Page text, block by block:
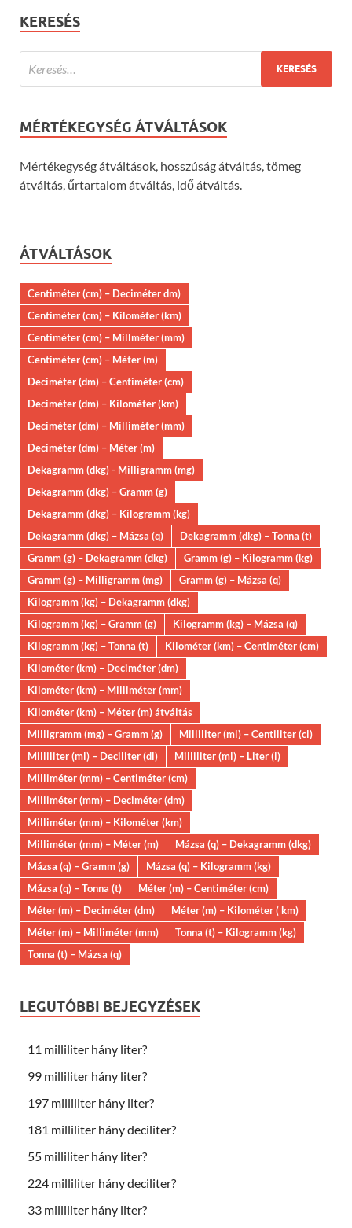
KERESÉS
MÉRTÉKEGYSÉG ÁTVÁLTÁSOK
Mértékegység átváltások, hosszúság átváltás, tömeg
átváltás, űrtartalom átváltás, idő átváltás.
ÁTVÁLTÁSOK
Centiméter (cm) – Deciméter dm)
Centiméter (cm) – Kilométer (km)
Centiméter (cm) – Millméter (mm)
Centiméter (cm) – Méter (m)
Deciméter (dm) – Centiméter (cm)
Deciméter (dm) – Kilométer (km)
Deciméter (dm) – Milliméter (mm)
Deciméter (dm) – Méter (m)
Dekagramm (dkg) - Milligramm (mg)
Dekagramm (dkg) – Gramm (g)
Dekagramm (dkg) – Kilogramm (kg)
Dekagramm (dkg) – Mázsa (q)
Dekagramm (dkg) – Tonna (t)
Gramm (g) – Dekagramm (dkg)
Gramm (g) – Kilogramm (kg)
Gramm (g) – Milligramm (mg)
Gramm (g) – Mázsa (q)
Kilogramm (kg) – Dekagramm (dkg)
Kilogramm (kg) – Gramm (g)
Kilogramm (kg) – Mázsa (q)
Kilogramm (kg) – Tonna (t)
Kilométer (km) – Centiméter (cm)
Kilométer (km) – Deciméter (dm)
Kilométer (km) – Milliméter (mm)
Kilométer (km) – Méter (m) átváltás
Milligramm (mg) – Gramm (g)
Milliliter (ml) – Centiliter (cl)
Milliliter (ml) – Deciliter (dl)
Milliliter (ml) – Liter (l)
Milliméter (mm) – Centiméter (cm)
Milliméter (mm) – Deciméter (dm)
Milliméter (mm) – Kilométer (km)
Milliméter (mm) – Méter (m)
Mázsa (q) – Dekagramm (dkg)
Mázsa (q) – Gramm (g)
Mázsa (q) – Kilogramm (kg)
Mázsa (q) – Tonna (t)
Méter (m) – Centiméter (cm)
Méter (m) – Deciméter (dm)
Méter (m) – Kilométer ( km)
Méter (m) – Milliméter (mm)
Tonna (t) – Kilogramm (kg)
Tonna (t) – Mázsa (q)
LEGUTÓBBI BEJEGYZÉSEK
11 milliliter hány liter?
99 milliliter hány liter?
197 milliliter hány liter?
181 milliliter hány deciliter?
55 milliliter hány liter?
224 milliliter hány deciliter?
33 milliliter hány liter?